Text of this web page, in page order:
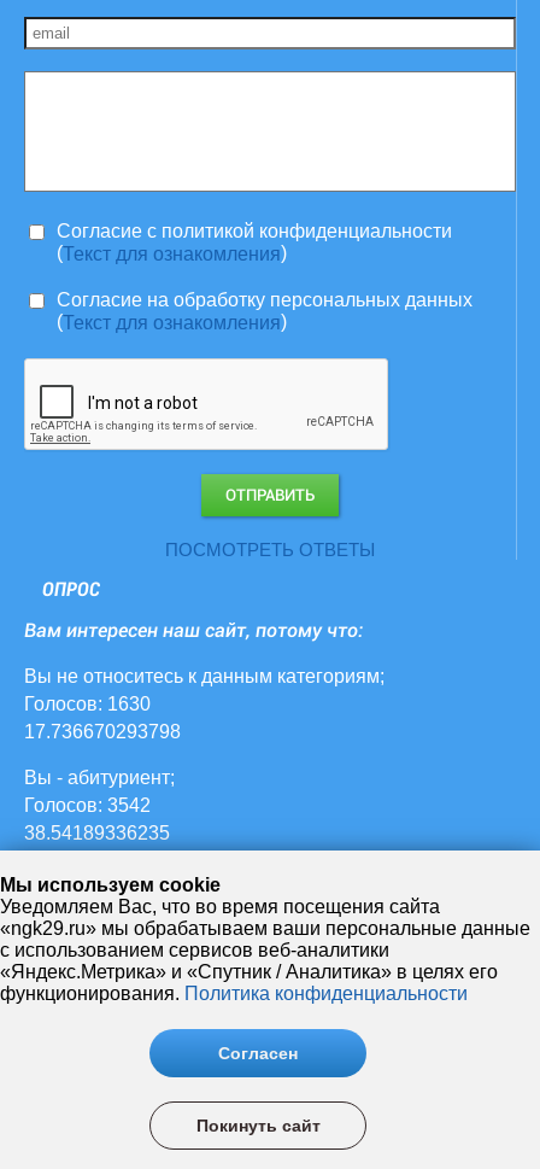
Согласие c политикой конфиденциальности
(Текст для ознакомления)
Согласие на обработку персональных данных
(Текст для ознакомления)
ПОСМОТРЕТЬ ОТВЕТЫ
ОПРОС
Вам интересен наш сайт, потому что:
Вы не относитесь к данным категориям;
Голосов: 1630
17.736670293798
Вы - абитуриент;
Голосов: 3542
38.54189336235
ваш ребенок учится в НЖК;
Голосов: 627
6.822633297062
Вы - студент НЖК;
Голосов: 3211
34.940152339499
Вы - преподаватель НЖК;
1.9586507072905
Мы используем cookie
Уведомляем Вас, что во время посещения сайта
«ngk29.ru» мы обрабатываем ваши персональные данные
с использованием сервисов веб-аналитики
«Яндекс.Метрика» и «Спутник / Аналитика» в целях его
функционирования. Политика конфиденциальности
Согласен
Покинуть сайт